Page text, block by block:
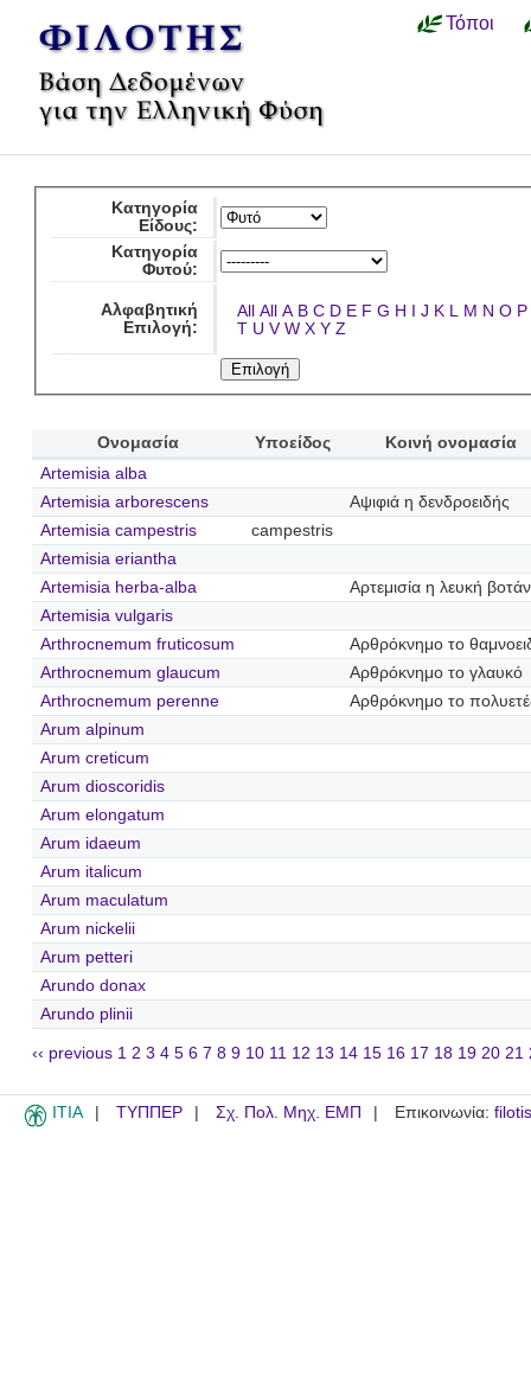
Τόποι
Κατηγορία
Είδους:
Κατηγορία
Φυτού:
Αλφαβητική
Επιλογή:
All All A B C D E F G H I J K L M N O P
T U V W X Y Z
Ονομασία Υποείδος
Κοινή ονομασία
Artemisia alba
Artemisia arborescens
Αψιφιά η δενδροειδής
Artemisia campestris
campestris
Artemisia eriantha
Artemisia herba-alba
Αρτεμισία η λευκή
Artemisia vulgaris
Arthrocnemum fruticosum
Αρθρόκνημο το
Arthrocnemum glaucum
Αρθρόκνημο το γλαυκό
Arthrocnemum perenne
Αρθρόκνημο το
Arum alpinum
Arum creticum
Arum dioscoridis
Arum elongatum
Arum idaeum
Arum italicum
Arum maculatum
Arum nickelii
Arum petteri
Arundo donax
Arundo plinii
‹‹ previous 1 2 3 4 5 6 7 8 9 10 11 12 13 14 15 16 17 18 19 20 21
ITIA ΤΥΠΠΕΡ Σχ. Πολ. Μηχ. ΕΜΠ Επικοινωνία: